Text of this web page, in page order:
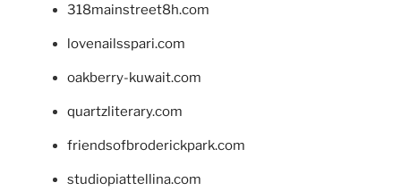
318mainstreet8h.com
lovenailsspari.com
oakberry-kuwait.com
quartzliterary.com
friendsofbroderickpark.com
studiopiattellina.com